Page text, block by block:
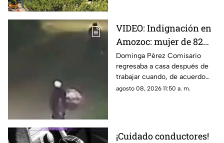
VIDEO: Indignación en
Amozoc: mujer de 82
años habría sido
4sesinada tras vender
cemitas
Dominga Pérez Comisario
regresaba a casa después de
trabajar cuando, de acuerdo
con vecinos, habría sido
agosto 08, 2026 11:50 a. m.
¡Cuidado conductores!